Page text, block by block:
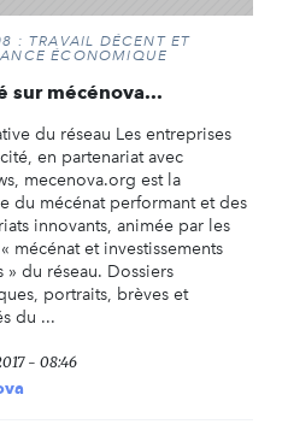
: TRAVAIL DÉCENT ET
ÉCONOMIQUE
sur mécénova...
du réseau Les entreprises
en partenariat avec
mecenova.org est la
du mécénat performant et des
innovants, animée par les
mécénat et investissements
» du réseau. Dossiers
portraits, brèves et
du ...
- 08:46